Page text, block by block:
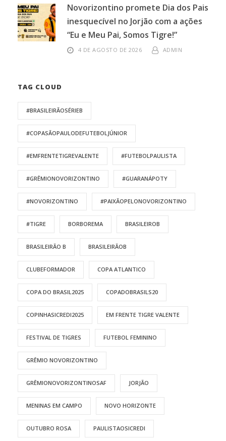
Novorizontino promete Dia dos Pais
inesquecível no Jorjão com a ações
“Eu e Meu Pai, Somos Tigre!”
4 DE AGOSTO DE 2026 ADMIN
TAG CLOUD
#BRASILEIRÃOSÉRIEB
#COPASÃOPAULODEFUTEBOLJÚNIOR
#EMFRENTETIGREVALENTE #FUTEBOLPAULISTA
#GRÊMIONOVORIZONTINO #GUARANÁPOTY
#NOVORIZONTINO #PAIXÃOPELONOVORIZONTINO
#TIGRE BORBOREMA BRASILEIROB
BRASILEIRÃO B BRASILEIRÃOB
CLUBEFORMADOR COPA ATLANTICO
COPA DO BRASIL2025 COPADOBRASILS20
COPINHASICREDI2025 EM FRENTE TIGRE VALENTE
FESTIVAL DE TIGRES FUTEBOL FEMININO
GRÊMIO NOVORIZONTINO
GRÊMIONOVORIZONTINOSAF JORJÃO
MENINAS EM CAMPO NOVO HORIZONTE
OUTUBRO ROSA PAULISTAOSICREDI